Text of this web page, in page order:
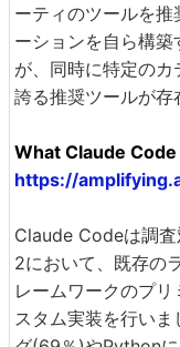
ーティのツールを推
ーションを自ら構
が、同時に特定の
誇る推奨ツールが存
What Claude
https://
Claude Codeは調
2において、既存の
レームワークのプ
スタム実装を行い